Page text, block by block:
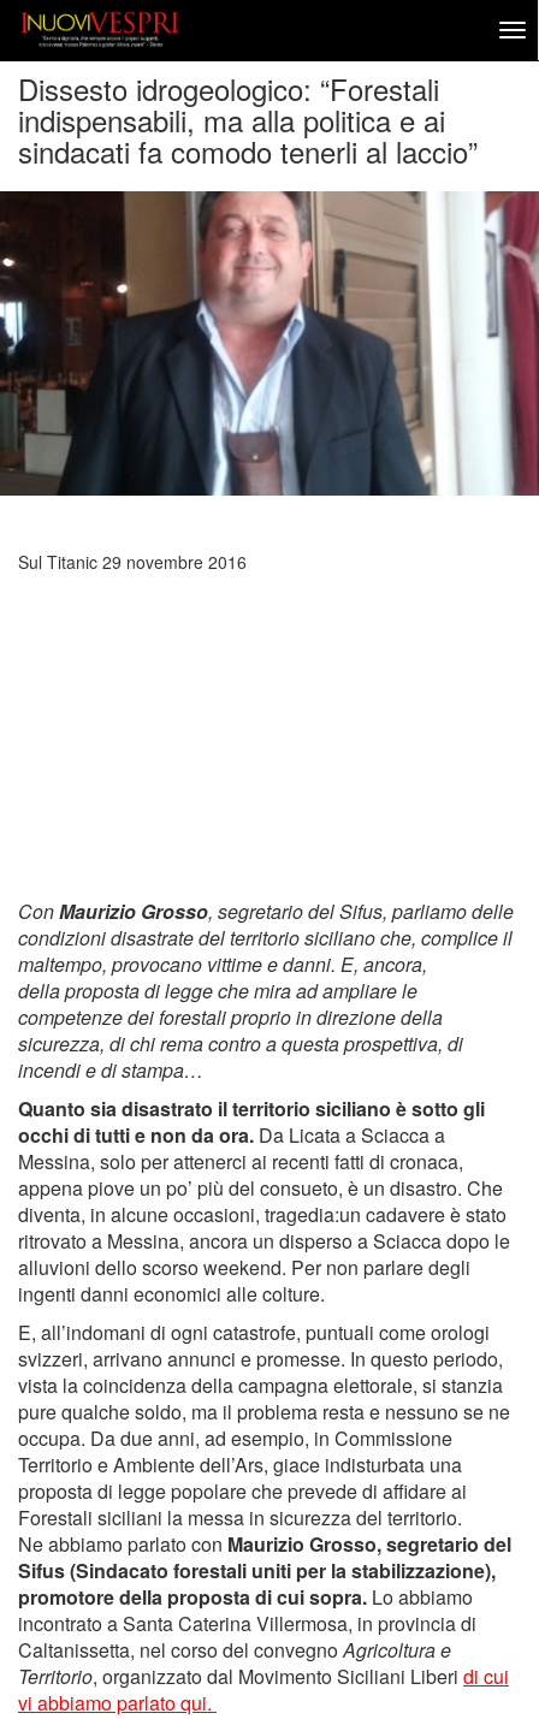
Dissesto idrogeologico: “Forestali
indispensabili, ma alla politica e ai
sindacati fa comodo tenerli al laccio”
Sul Titanic 29 novembre 2016
ConMaurizio Grosso, segretario del Sifus, parliamo delle
condizioni disastrate del territorio siciliano che, complice il
maltempo, provocano vittime e danni. E, ancora,
della proposta di legge che mira ad ampliare le
competenze dei forestali proprio in direzione della
sicurezza, di chi rema contro a questa prospettiva, di
incendi e di stampa…
Quanto sia disastrato il territorio siciliano è sotto gli
occhi di tutti e non da ora. Da Licata a Sciacca a
Messina, solo per attenerci ai recenti fatti di cronaca,
appena piove un po’ più del consueto, è un disastro. Che
diventa, in alcune occasioni, tragedia:un cadavere è stato
ritrovato a Messina, ancora un disperso a Sciacca dopo le
alluvioni dello scorso weekend. Per non parlare degli
ingenti danni economici alle colture.
E, all’indomani di ogni catastrofe, puntuali come orologi
svizzeri, arrivano annunci e promesse. In questo periodo,
vista la coincidenza della campagna elettorale, si stanzia
pure qualche soldo, ma il problema resta e nessuno se ne
occupa. Da due anni, ad esempio, in Commissione
Territorio e Ambiente dell’Ars, giace indisturbata una
proposta di legge popolare che prevede di affidare ai
Forestali siciliani la messa in sicurezza del territorio.
Ne abbiamo parlato con Maurizio Grosso, segretario del
Sifus (Sindacato forestali uniti per la stabilizzazione),
promotore della proposta di cui sopra. Lo abbiamo
incontrato a Santa Caterina Villermosa, in provincia di
Caltanissetta, nel corso del convegnoAgricoltura e
Territorio, organizzato dal Movimento Siciliani Liberi di cui
vi abbiamo parlato qui.